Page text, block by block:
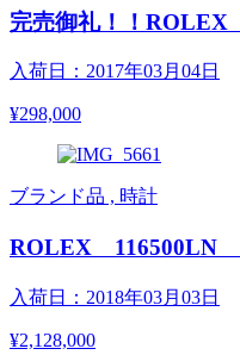
完売御礼！！
入荷日：2017年03月04日
¥298,000
ブランド品 , 時計
ROLEX 116500LN
入荷日：2018年03月03日
¥2,128,000